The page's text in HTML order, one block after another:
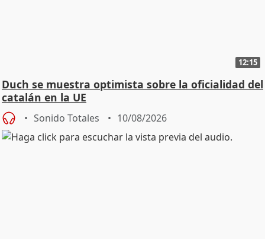
12:15
Duch se muestra optimista sobre la oficialidad del
catalán en la UE
Sonido Totales 10/08/2026